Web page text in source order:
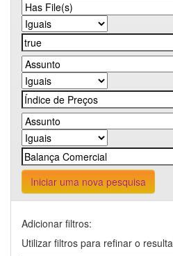
Iniciar uma nova pesquisa
Adicionar filtros:
Utilizar filtros para refinar o